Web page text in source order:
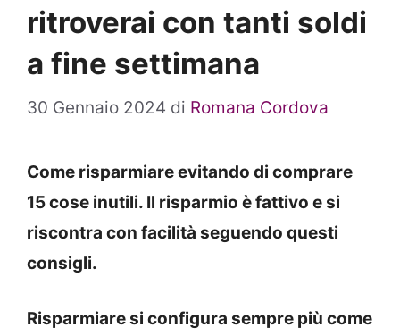
ritroverai con tanti soldi
a fine settimana
30 Gennaio 2024 di Romana Cordova
Come risparmiare evitando di comprare
15 cose inutili. Il risparmio è fattivo e si
riscontra con facilità seguendo questi
consigli.
Risparmiare si configura sempre più come